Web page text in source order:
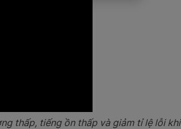
thấp, tiếng ồn thấp và giảm tỉ lệ lỗi khi